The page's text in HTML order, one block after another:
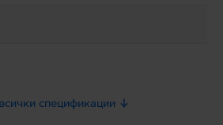
за безопасност
спецификации